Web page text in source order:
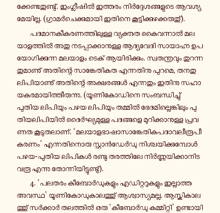
ക്കേ­ണ്ട­തു­ണ്ടു്. ഇം­ഗ്ലീ­ഷിൽ ഇ­ത്ത­രം നിർ­ദ്ദേ­ശ­ങ്ങ­ളു­ടെ ആ­വ­ശ്യ­
മേ­യി­ല്ല. (ഗ്രാ­മർ­ചെ­ക്കു­മാ­യി ഇതിനെ കൂ­ട്ടി­ക്കു­ഴ­ക്ക­രു­തു്).
പ­ദ­മാ­ന­കീ­ക­ര­ണ­ത്തി­ലു­ള്ള വ്യ­ക്ത­ത കൈ­വ­ന്നാൽ മ­ല­
യാ­ള­ത്തിൽ അതു ന­ട­പ്പാ­ക്കാ­നു­ള്ള ആ­ദ്യ­വേ­ദി സാ­യാ­ഹ്ന ഉ­പ­
യോ­ഗി­ക്കു­ന്ന മ­ല­യാ­ളം ടെക് ആ­യി­രി­ക്കും. സ്വ­ത­ന്ത്ര­വും തു­റ­ന്ന­
തു­മാ­ണു് അ­തി­ന്റെ സാ­ങ്കേ­തി­ക­ത എ­ന്ന­തി­നു പുറമെ, ത­ന­തു­
ലി­പി­യാ­ണു് അ­തി­ന്റെ അ­ക്ഷ­ര­ങ്ങൾ എ­ന്ന­തും ഇതിനു സ­ഹാ­
യ­ക­ര­മാ­യി­ത്തീ­രു­ന്നു. (യൂ­ണി­കോ­ഡി­നെ സം­ബ­ന്ധി­ച്ചു്
പുതിയ ലി­പി­യും പഴയ ലി­പി­യും ത­മ്മിൽ ഭേ­ദ­മി­ല്ലെ­ങ്കി­ലും പു­
തി­യ­ലി­പി­യിൽ ദൈർ­ഘ്യ­മു­ള്ള പ­ദ­ങ്ങ­ളെ മു­റി­ക്കാ­നു­ള്ള പ്ര­വ­
ണ­ത കൂ­ടു­ത­ലാ­ണ്. ‘മ­ല­യാ­ള­ഭാ­ഷാ­സാ­ങ്കേ­തി­ക­പ­ദാ­വ­ലീ­രൂ­പീ­
ക­ര­ണം’ എ­ന്ന­തി­നൊ­രു സ്റ്റാൻ­ഡേർ­ഡു നി­ശ്ച­യി­ക്കു­മ്പോൾ
പഴയ-​പുതിയ ലി­പി­കൾ രണ്ടു ത­ര­ത്തി­ലേ നിർ­ണ്ണ­യി­ക്കാ­നി­ട
വരൂ എന്നു തോ­ന്നി­യി­ട്ടു­ണ്ടു്).
4. ‘പലതരം കീ­ബോർ­ഡു­ക­ളും എ­ഡി­റ്റ­റു­ക­ളും ഇ­ല്ലാ­ത്ത
അവസ്ഥ’ യൂ­ണി­കോ­ഡു­കാ­ല­ത്തു് ആ­ശ്വാ­സ്യ­മ­ല്ല. ആ­സ്കി­കാ­ല­
ത്തു് സർ­ക്കാർ ത­ല­ത്തിൽ ഒരു ‘കീ­ബോർ­ഡു ക­മ്മി­റ്റി’ ഉ­ണ്ടാ­യി­